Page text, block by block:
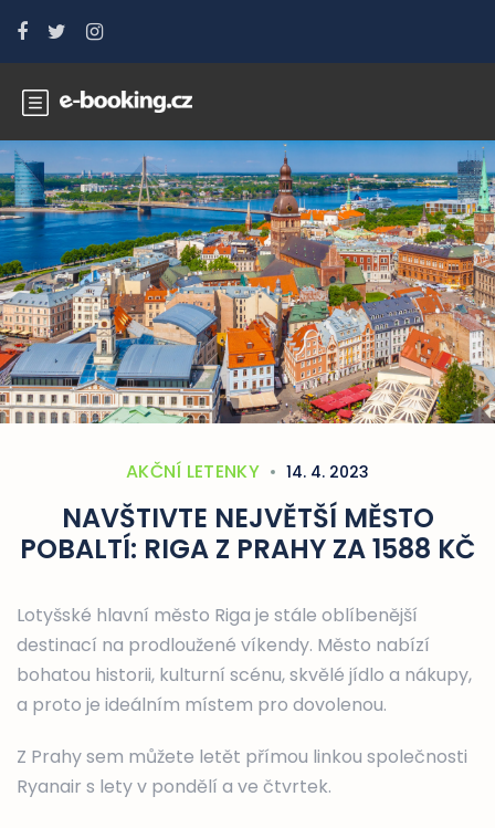
AKČNÍ LETENKY 14. 4. 2023
NAVŠTIVTE NEJVĚTŠÍ MĚSTO
POBALTÍ: RIGA Z PRAHY ZA 1588 KČ
Lotyšské hlavní město Riga je stále oblíbenější
destinací na prodloužené víkendy. Město nabízí
bohatou historii, kulturní scénu, skvělé jídlo a nákupy,
a proto je ideálním místem pro dovolenou.
Z Prahy sem můžete letět přímou linkou společnosti
Ryanair s lety v pondělí a ve čtvrtek.